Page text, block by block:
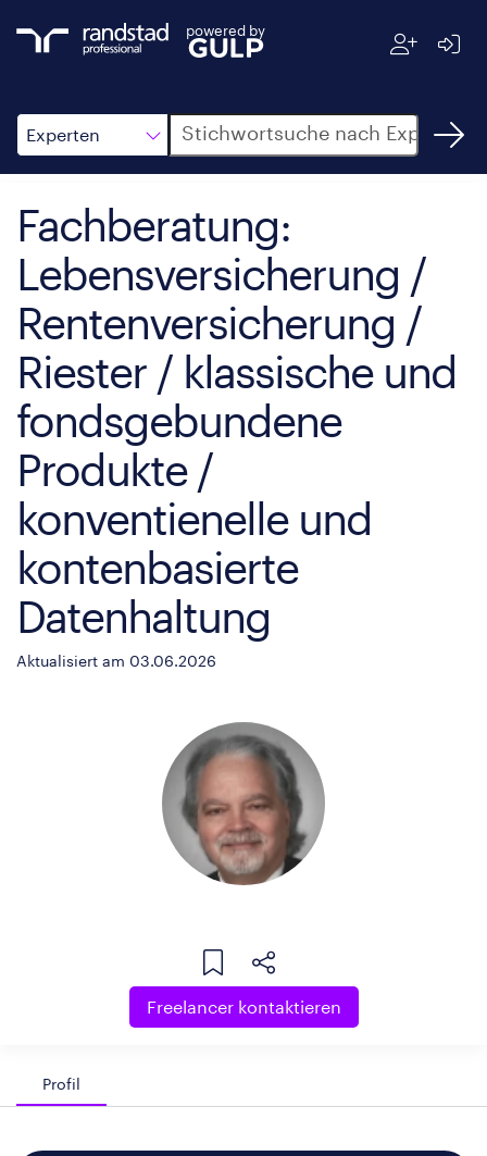
powered by
Experten
Suche
Fachberatung:
Lebensversicherung /
Rentenversicherung /
Riester / klassische und
fondsgebundene
Produkte /
konventienelle und
kontenbasierte
Datenhaltung
Aktualisiert am 03.06.2026
Freelancer kontaktieren
Profil